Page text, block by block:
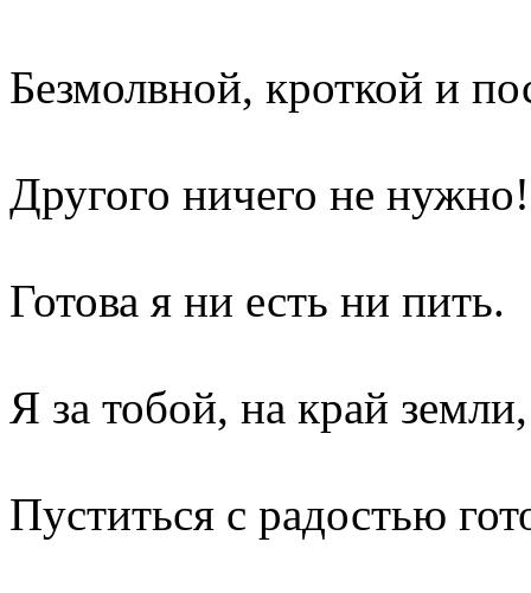
Безмолвной, кроткой и
Другого ничего не нужно!
Готова я ни есть ни пить.
Я за тобой, на край земли,
Пуститься с радостью